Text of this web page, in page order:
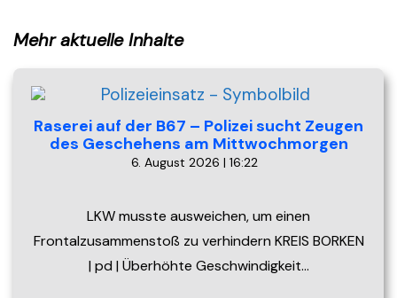
Mehr aktuelle Inhalte
Raserei auf der B67 – Polizei sucht Zeugen
des Geschehens am Mittwochmorgen
6. August 2026 | 16:22
LKW musste ausweichen, um einen
Frontalzusammenstoß zu verhindern KREIS BORKEN
| pd | Überhöhte Geschwindigkeit…